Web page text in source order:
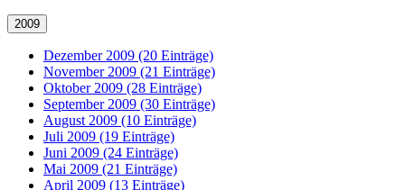
2009
Dezember 2009 (20 Einträge)
November 2009 (21 Einträge)
Oktober 2009 (28 Einträge)
September 2009 (30 Einträge)
August 2009 (10 Einträge)
Juli 2009 (19 Einträge)
Juni 2009 (24 Einträge)
Mai 2009 (21 Einträge)
April 2009 (13 Einträge)